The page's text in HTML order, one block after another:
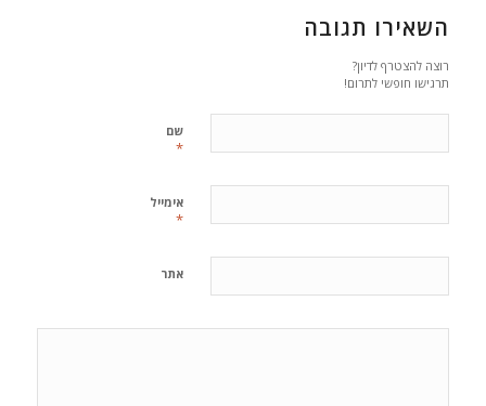
השאירו תגובה
רוצה להצטרף לדיון?
תרגישו חופשי לתרום!
שם
*
אימייל
*
אתר